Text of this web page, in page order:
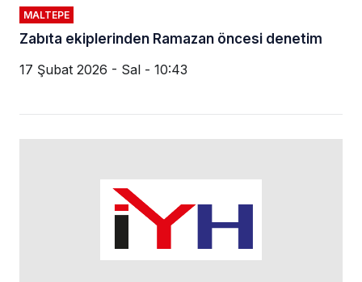
MALTEPE
Zabıta ekiplerinden Ramazan öncesi denetim
17 Şubat 2026 - Sal - 10:43